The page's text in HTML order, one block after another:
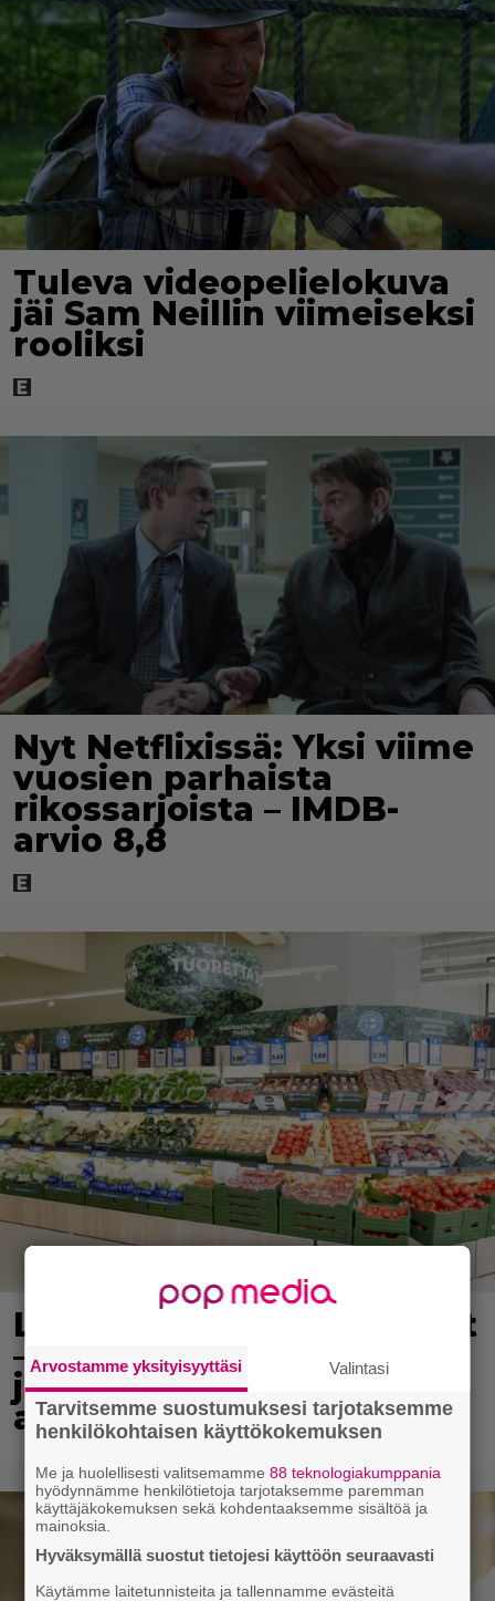
Tuleva videopelielokuva
jäi Sam Neillin viimeiseksi
rooliksi
Nyt Netflixissä: Yksi viime
vuosien parhaista
rikossarjoista – IMDB-
arvio 8,8
Lidl aloitti jättialennukset
– kotimaiset kasvikset
jopa 40 prosentin
alennuksessa
Arvostamme yksityisyyttäsi Valintasi
Tarvitsemme suostumuksesi tarjotaksemme
henkilökohtaisen käyttökokemuksen
Me ja huolellisesti valitsemamme88 teknologiakumppania
hyödynnämme henkilötietoja tarjotaksemme paremman
käyttäjäkokemuksen sekä kohdentaaksemme sisältöä ja
mainoksia.
Hyväksymällä suostut tietojesi käyttöön seuraavasti
Käytämme laitetunnisteita ja tallennamme evästeitä